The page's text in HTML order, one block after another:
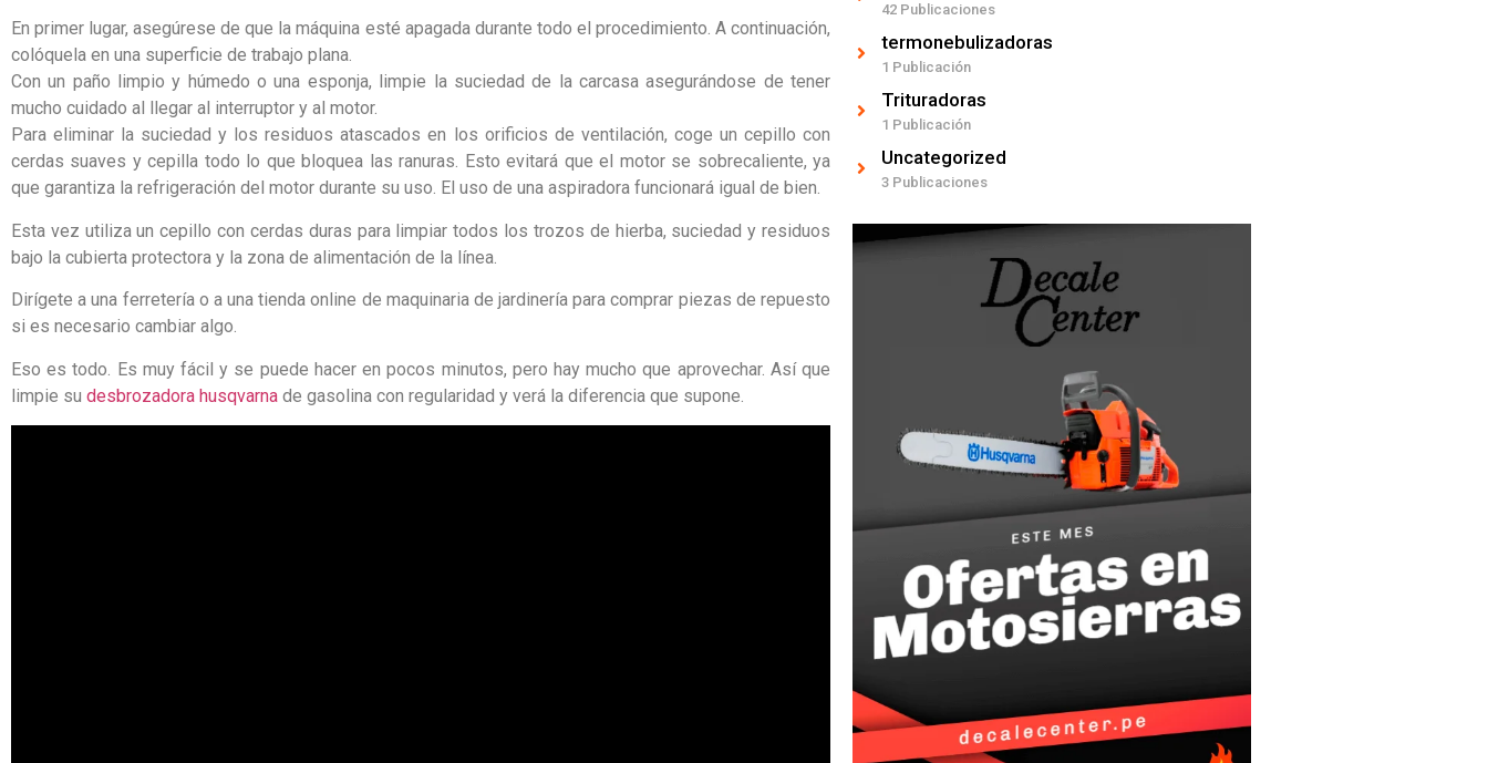
En primer lugar, asegúrese de que la máquina esté apagada durante todo el procedimiento. A continuación,
colóquela en una superficie de trabajo plana.
Con un paño limpio y húmedo o una esponja, limpie la suciedad de la carcasa asegurándose de tener
mucho cuidado al llegar al interruptor y al motor.
Para eliminar la suciedad y los residuos atascados en los orificios de ventilación, coge un cepillo con
cerdas suaves y cepilla todo lo que bloquea las ranuras. Esto evitará que el motor se sobrecaliente, ya
que garantiza la refrigeración del motor durante su uso. El uso de una aspiradora funcionará igual de bien.
Esta vez utiliza un cepillo con cerdas duras para limpiar todos los trozos de hierba, suciedad y residuos
bajo la cubierta protectora y la zona de alimentación de la línea.
Dirígete a una ferretería o a una tienda online de maquinaria de jardinería para comprar piezas de repuesto
si es necesario cambiar algo.
Eso es todo. Es muy fácil y se puede hacer en pocos minutos, pero hay mucho que aprovechar. Así que
limpie su desbrozadora husqvarna de gasolina con regularidad y verá la diferencia que supone.
42 Publicaciones
termonebulizadoras
1 Publicación
Trituradoras
1 Publicación
Uncategorized
3 Publicaciones